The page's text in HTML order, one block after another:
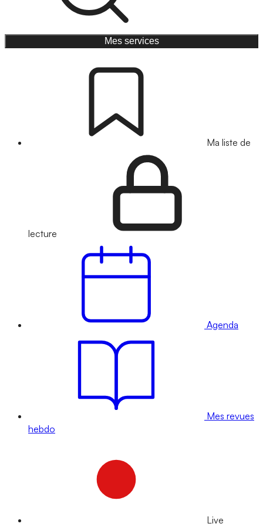
Mes services
Ma liste de
lecture
Agenda
Mes revues
hebdo
Live